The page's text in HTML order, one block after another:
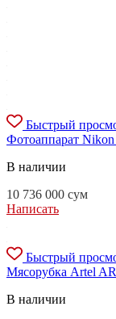
Быстрый
Фотоаппарат
В наличии
10 736 000 сум
Написать
Быстрый
Мясорубка Artel
В наличии